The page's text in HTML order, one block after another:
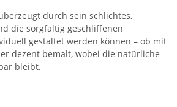
durch sein schlichtes,
die sorgfältig geschliffenen
gestaltet werden können – ob mit
dezent bemalt, wobei die natürliche
bleibt.